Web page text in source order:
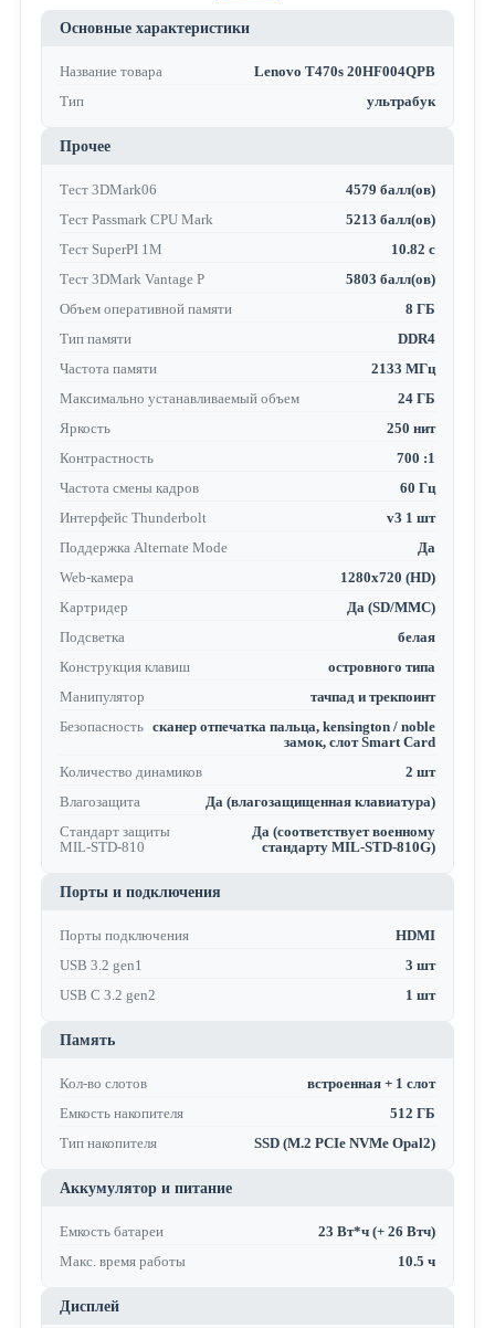
Основные характеристики
Название товара
Lenovo T470s 20HF004QPB
Тип
ультрабук
Прочее
Тест 3DMark06
4579 балл(ов)
Тест Passmark CPU Mark
5213 балл(ов)
Тест SuperPI 1M
10.82 с
Тест 3DMark Vantage P
5803 балл(ов)
Объем оперативной памяти
8 ГБ
Тип памяти
DDR4
Частота памяти
2133 МГц
Максимально устанавливаемый объем
24 ГБ
Яркость
250 нит
Контрастность
700 :1
Частота смены кадров
60 Гц
Интерфейс Thunderbolt
v3 1 шт
Поддержка Alternate Mode
Да
Web-камера
1280x720 (HD)
Картридер
Да (SD/MMC)
Подсветка
белая
Конструкция клавиш
островного типа
Манипулятор
тачпад и трекпоинт
Безопасность сканер отпечатка пальца, kensington / noble
замок, слот Smart Card
Количество динамиков
2 шт
Влагозащита
Да (влагозащищенная клавиатура)
Стандарт защиты
MIL-STD-810
Да (соответствует военному
стандарту MIL-STD-810G)
Порты и подключения
Порты подключения
HDMI
USB 3.2 gen1
3 шт
USB C 3.2 gen2
1 шт
Память
Кол-во слотов
встроенная + 1 слот
Емкость накопителя
512 ГБ
Тип накопителя
SSD (M.2 PCIe NVMe Opal2)
Аккумулятор и питание
Емкость батареи
23 Вт*ч (+ 26 Втч)
Макс. время работы
10.5 ч
Дисплей